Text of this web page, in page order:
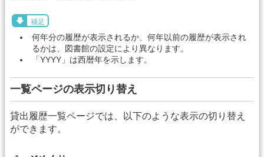
補足
何年分の履歴が表示されるか、何年以前の履歴が表示され
るかは、図書館の設定により異なります。
「YYYY」は西暦年を示します。
一覧ページの表示切り替え
貸出履歴一覧ページでは、以下のような表示の切り替え
ができます。